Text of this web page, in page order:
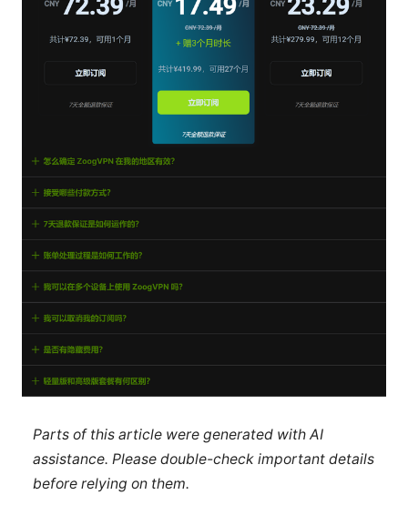
Parts of this article were generated with AI
assistance. Please double-check important details
before relying on them.